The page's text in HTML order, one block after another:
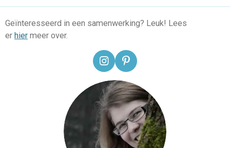
Geïnteresseerd in een samenwerking? Leuk! Lees
er hier meer over.
I
n
s
t
a
g
m
P
i
n
t
e
r
e
s
t